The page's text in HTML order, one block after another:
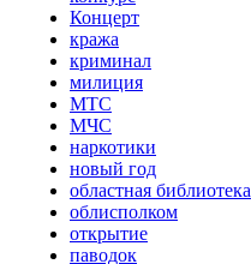
Концерт
кража
криминал
милиция
МТС
МЧС
наркотики
новый год
областная библиотека
облисполком
открытие
паводок